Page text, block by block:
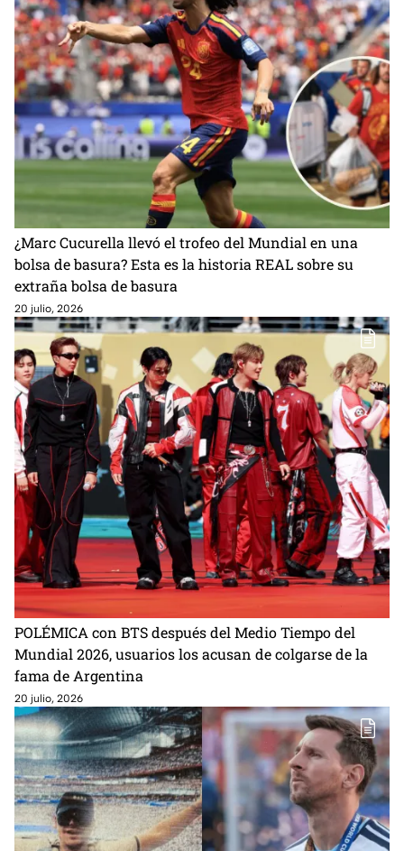
¿Marc Cucurella llevó el trofeo del Mundial en una
bolsa de basura? Esta es la historia REAL sobre su
extraña bolsa de basura
20 julio, 2026
POLÉMICA con BTS después del Medio Tiempo del
Mundial 2026, usuarios los acusan de colgarse de la
fama de Argentina
20 julio, 2026